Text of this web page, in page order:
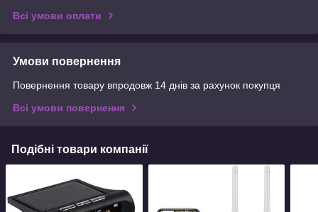
Всі умови оплати
Умови повернення
Повернення товару впродовж 14 днів за рахунок покупця
Всі умови повернення
Подібні товари компанії